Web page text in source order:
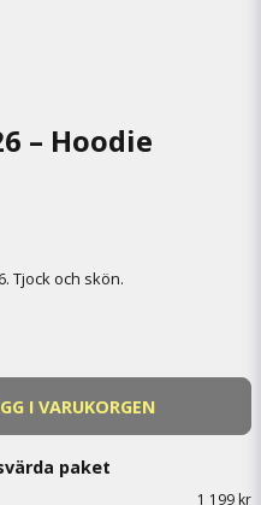
– Hoodie
Tjock och skön.
I VARUKORGEN
paket
1 199 kr